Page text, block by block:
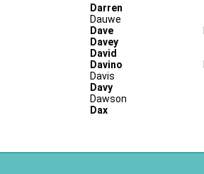
Darren
Dauwe
Dave
Davey
David
Davino
Davis
Davy
Dawson
Dax